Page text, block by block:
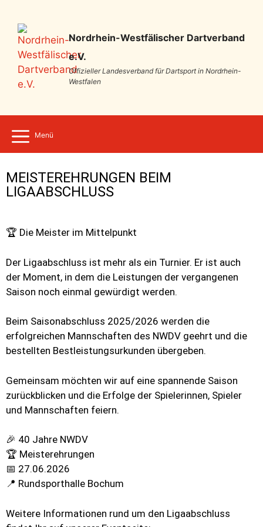
Nordrhein-Westfälischer Dartverband
e.V.
Offizieller Landesverband für Dartsport in Nordrhein-
Westfalen
Menü
MEISTEREHRUNGEN BEIM
LIGAABSCHLUSS
🏆 Die Meister im Mittelpunkt
Der Ligaabschluss ist mehr als ein Turnier. Er ist auch
der Moment, in dem die Leistungen der vergangenen
Saison noch einmal gewürdigt werden.
Beim Saisonabschluss 2025/2026 werden die
erfolgreichen Mannschaften des NWDV geehrt und die
bestellten Bestleistungsurkunden übergeben.
Gemeinsam möchten wir auf eine spannende Saison
zurückblicken und die Erfolge der Spielerinnen, Spieler
und Mannschaften feiern.
🎉 40 Jahre NWDV
🏆 Meisterehrungen
📅 27.06.2026
📍 Rundsporthalle Bochum
Weitere Informationen rund um den Ligaabschluss